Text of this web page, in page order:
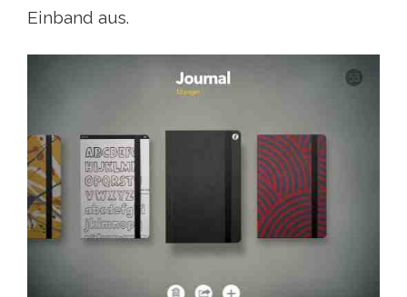
Einband aus.